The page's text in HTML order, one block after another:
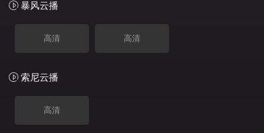
暴风云播
高清 高清
索尼云播
高清